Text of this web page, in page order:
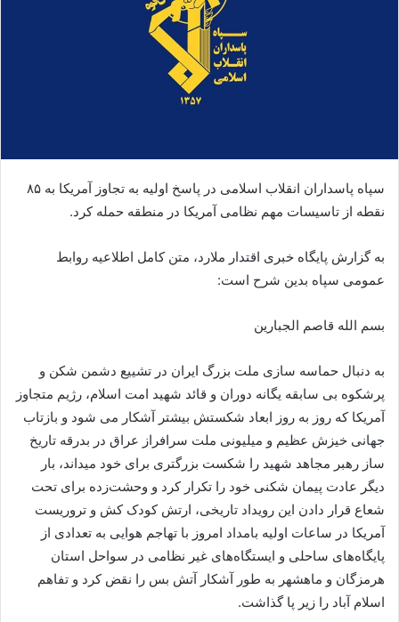
سپاه پاسداران انقلاب اسلامی در پاسخ اولیه به تجاوز آمریکا به ۸۵
نقطه از تاسیسات مهم نظامی آمریکا در منطقه حمله کرد.
به گزارش پایگاه خبری اقتدار ملارد، متن کامل اطلاعیه روابط
عمومی سپاه بدین شرح است:
بسم الله قاصم الجبارین
به دنبال حماسه سازی ملت بزرگ ایران در تشییع دشمن شکن و
پرشکوه بی سابقه یگانه دوران و قائد شهید امت اسلام، رژیم متجاوز
آمریکا که روز به روز ابعاد شکستش بیشتر آشکار می شود و بازتاب
جهانی خیزش عظیم و میلیونی ملت سرافراز عراق در بدرقه تاریخ
ساز رهبر مجاهد شهید را شکست بزرگتری برای خود میداند، بار
دیگر عادت پیمان شکنی خود را تکرار کرد و وحشت‌زده برای تحت
شعاع قرار دادن این رویداد تاریخی، ارتش کودک کش و تروریست
آمریکا در ساعات اولیه بامداد امروز با تهاجم هوایی به تعدادی از
پایگاه‌های ساحلی و ایستگاه‌های غیر نظامی در سواحل استان
هرمزگان و ماهشهر به طور آشکار آتش بس را نقض کرد و تفاهم
اسلام آباد را زیر پا گذاشت.